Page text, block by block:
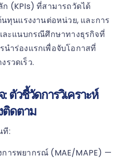
(KPIs) ที่สามารถวัดได้
ทุนแรงงานต่อหน่วย, และการ
ละแนบกรณีศึกษาทางธุรกิจที่
นำร่องแรกเพื่อจับโอกาสที่
รวดเร็ว.
ตัวชี้วัดการวิเคราะห์
ดตาม
ที:
ารพยากรณ์ (MAE/MAPE) —